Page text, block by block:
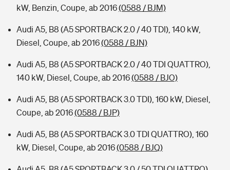
kW, Benzin, Coupe, ab 2016(0588 / BJM)
Audi A5, B8 (A5 SPORTBACK 2.0 / 40 TDI), 140 kW,
Diesel, Coupe, ab 2016(0588 / BJN)
Audi A5, B8 (A5 SPORTBACK 2.0 / 40 TDI QUATTRO),
140 kW, Diesel, Coupe, ab 2016(0588 / BJO)
Audi A5, B8 (A5 SPORTBACK 3.0 TDI), 160 kW, Diesel,
Coupe, ab 2016(0588 / BJP)
Audi A5, B8 (A5 SPORTBACK 3.0 TDI QUATTRO), 160
kW, Diesel, Coupe, ab 2016(0588 / BJQ)